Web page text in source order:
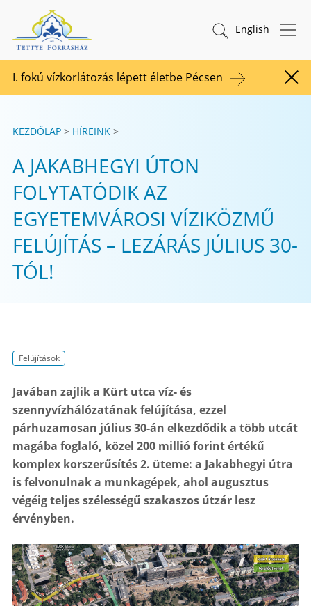
Tovább a tartalomhoz
TETTYE FORRÁSHÁZ Zrt. Keresés indítása
English
I. fokú vízkorlátozás lépett életbe Pécsen
KEZDŐLAP HÍREINK
A JAKABHEGYI ÚTON
FOLYTATÓDIK AZ
EGYETEMVÁROSI VÍZIKÖZMŰ
FELÚJÍTÁS – LEZÁRÁS JÚLIUS 30-
TÓL!
Felújítások
Javában zajlik a Kürt utca víz- és
szennyvízhálózatának felújítása, ezzel
párhuzamosan július 30-án elkezdődik a több utcát
magába foglaló, közel 200 millió forint értékű
komplex korszerűsítés 2. üteme: a Jakabhegyi útra
is felvonulnak a munkagépek, ahol augusztus
végéig teljes szélességű szakaszos útzár lesz
érvényben.